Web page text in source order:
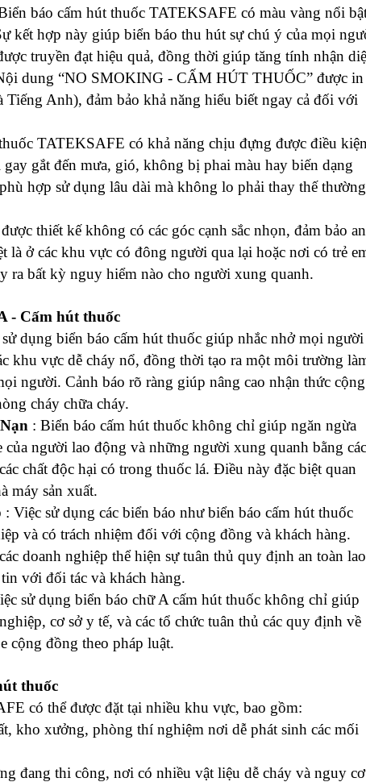
báo cấm hút thuốc TATEKSAFE có màu vàng nổi
kết hợp này giúp biển báo thu hút sự chú ý của mọi
truyền đạt hiệu quả, đồng thời giúp tăng tính nhận
dung “NO SMOKING - CẤM HÚT THUỐC” được in
Anh), đảm bảo khả năng hiểu biết ngay cả đối với
TATEKSAFE có khả năng chịu đựng được điều kiện
gắt đến mưa, gió, không bị phai màu hay biến dạng
hợp sử dụng lâu dài mà không lo phải thay thế thường
thiết kế không có các góc cạnh sắc nhọn, đảm bảo an
là ở các khu vực có đông người qua lại hoặc nơi có trẻ
ra bất kỳ nguy hiểm nào cho người xung quanh.
- Cấm hút thuốc
dụng biển báo cấm hút thuốc giúp nhắc nhở mọi người
khu vực dễ cháy nổ, đồng thời tạo ra một môi trường
người. Cảnh báo rõ ràng giúp nâng cao nhận thức cộng
cháy chữa cháy.
: Biển báo cấm hút thuốc không chỉ giúp ngăn ngừa
người lao động và những người xung quanh bằng
chất độc hại có trong thuốc lá. Điều này đặc biệt quan
máy sản xuất.
: Việc sử dụng các biển báo như biển báo cấm hút thuốc
và có trách nhiệm đối với cộng đồng và khách hàng.
doanh nghiệp thể hiện sự tuân thủ quy định an toàn lao
với đối tác và khách hàng.
sử dụng biển báo chữ A cấm hút thuốc không chỉ giúp
cơ sở y tế, và các tổ chức tuân thủ các quy định về
cộng đồng theo pháp luật.
thuốc
có thể được đặt tại nhiều khu vực, bao gồm:
kho xưởng, phòng thí nghiệm nơi dễ phát sinh các mối
đang thi công, nơi có nhiều vật liệu dễ cháy và nguy cơ